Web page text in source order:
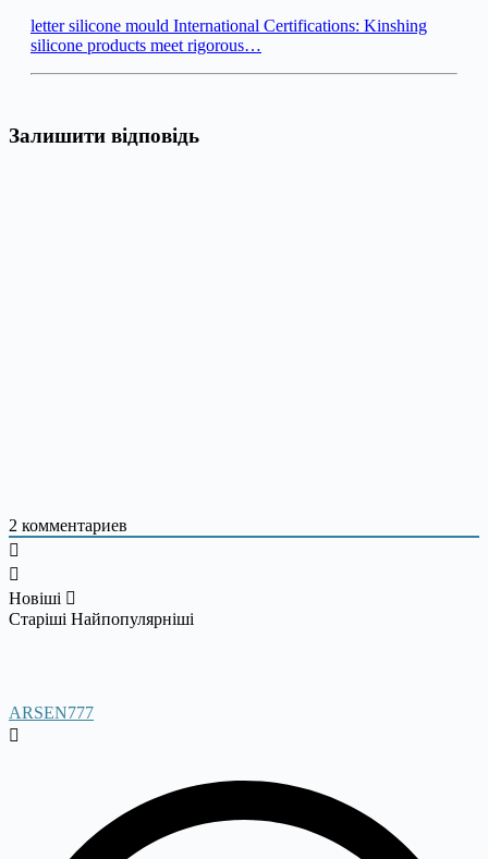
letter silicone mould International Certifications: Kinshing
silicone products meet rigorous…
Залишити відповідь
2 комментариев
Новіші
Старіші Найпопулярніші
ARSEN777